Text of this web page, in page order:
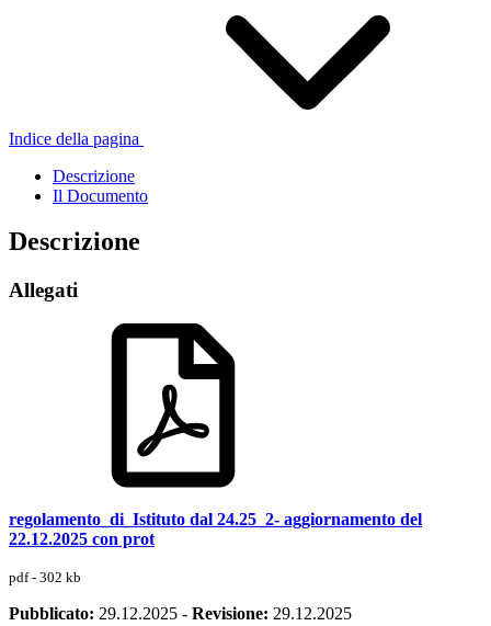
Indice della pagina
Descrizione
Il Documento
Descrizione
Allegati
regolamento_di_Istituto dal 24.25_2- aggiornamento del
22.12.2025 con prot
pdf - 302 kb
Pubblicato: 29.12.2025 - Revisione: 29.12.2025